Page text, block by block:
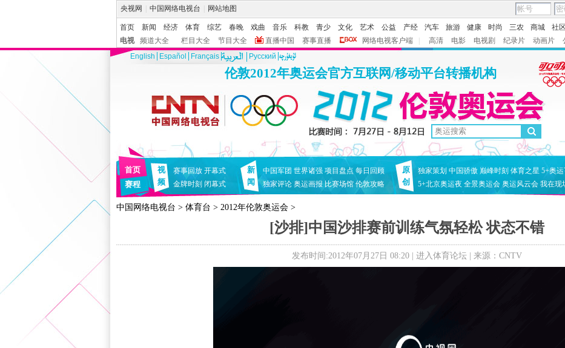
央视网 中国网络电视台 网站地图
首页 新闻 经济 体育 综艺 春晚 戏曲 音乐 科教 青少 文化 艺术 公益 产经 汽车 旅游 健康 时尚 三农 商城 社区
电视
频道大全 栏目大全 节目大全 直播中国 赛事直播 网络电视客户端 高清 电影 电视剧 纪录片 动画片
English
Español Français Pусский
伦敦2012年奥运会官方互联网/移动平台转播机构
首页
赛程
视
频
赛事回放 开幕式
金牌时刻 闭幕式
新
闻
中国军团 世界诸强 项目盘点 每日回顾
独家评论 奥运画报 比赛场馆 伦敦攻略
原
创
独家策划 中国骄傲 巅峰时刻 体育之星 5+奥
5+北京奥运夜 全景奥运会 奥运风云会 我在现
中国网络电视台 > 体育台 > 2012年伦敦奥运会 >
[沙排]中国沙排赛前训练气氛轻松 状态不错
发布时间:2012年07月27日 08:20 | 进入体育论坛 | 来源：CNTV